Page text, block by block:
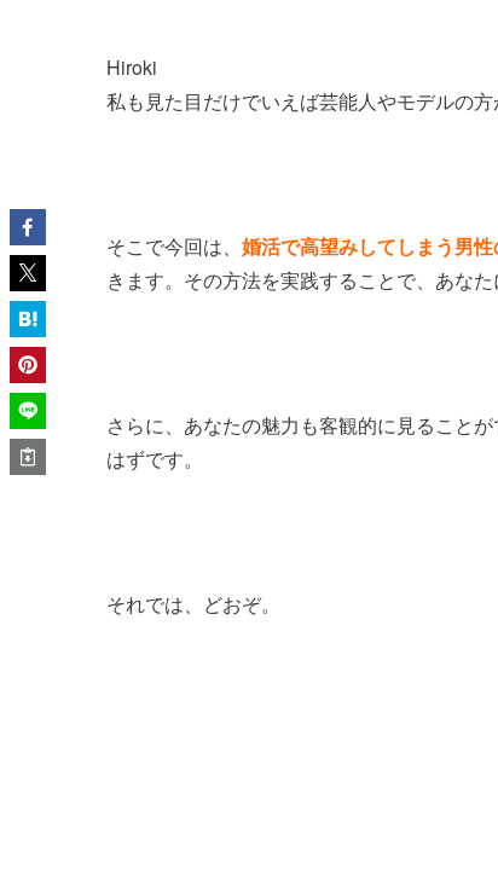
Hiroki
私も見た目だけでいえば芸能人やモデルの
そこで今回は、 婚活で高望みしてしまう男
きます。その方法を実践することで、あな
さらに、あなたの魅力も客観的に見ること
はずです。
それでは、どおぞ。